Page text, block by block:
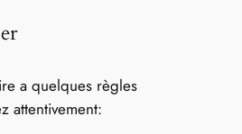
a quelques règles
attentivement: